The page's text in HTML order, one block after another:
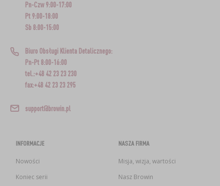
Pn-Czw 9:00-17:00
Pt 9:00-18:00
Sb 8:00-15:00
Biuro Obsługi Klienta Detalicznego:
Pn-Pt 8:00-16:00
tel.:+48 42 23 23 230
fax:+48 42 23 23 295
support@browin.pl
INFORMACJE
Nowości
Koniec serii
NASZA FIRMA
Misja, wizja, wartości
Nasz Browin